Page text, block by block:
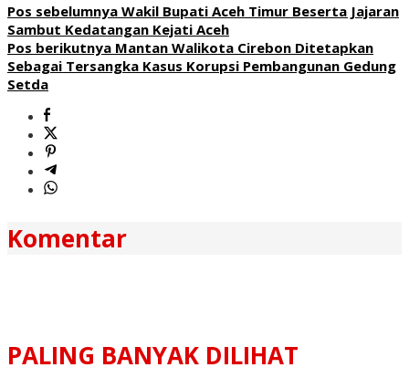
Pos sebelumnya Wakil Bupati Aceh Timur Beserta Jajaran
Sambut Kedatangan Kejati Aceh
Pos berikutnya Mantan Walikota Cirebon Ditetapkan
Sebagai Tersangka Kasus Korupsi Pembangunan Gedung
Setda
Komentar
PALING BANYAK DILIHAT